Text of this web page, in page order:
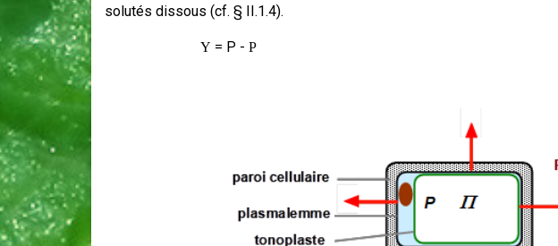
solutés dissous (cf. § II.1.4).
Y = P - P (éq.